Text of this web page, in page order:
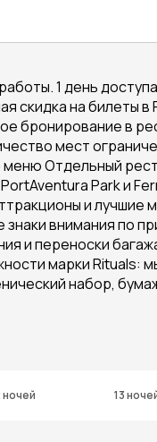
1 день
скидка на билеты
бронирование в
мест
меню Отдельный
Park и
и лучшие
внимания по
и переноски
марки Rituals:
набор,
ночей 13